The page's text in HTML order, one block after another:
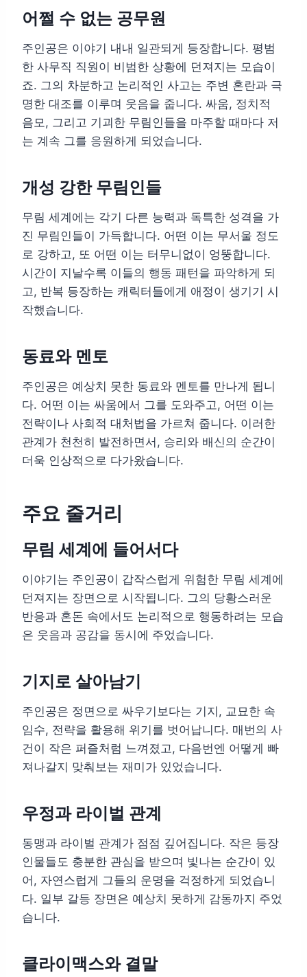
어쩔 수 없는 공무원
주인공은 이야기 내내 일관되게 등장합니다. 평범
한 사무직 직원이 비범한 상황에 던져지는 모습이
죠. 그의 차분하고 논리적인 사고는 주변 혼란과 극
명한 대조를 이루며 웃음을 줍니다. 싸움, 정치적
음모, 그리고 기괴한 무림인들을 마주할 때마다 저
는 계속 그를 응원하게 되었습니다.
개성 강한 무림인들
무림 세계에는 각기 다른 능력과 독특한 성격을 가
진 무림인들이 가득합니다. 어떤 이는 무서울 정도
로 강하고, 또 어떤 이는 터무니없이 엉뚱합니다.
시간이 지날수록 이들의 행동 패턴을 파악하게 되
고, 반복 등장하는 캐릭터들에게 애정이 생기기 시
작했습니다.
동료와 멘토
주인공은 예상치 못한 동료와 멘토를 만나게 됩니
다. 어떤 이는 싸움에서 그를 도와주고, 어떤 이는
전략이나 사회적 대처법을 가르쳐 줍니다. 이러한
관계가 천천히 발전하면서, 승리와 배신의 순간이
더욱 인상적으로 다가왔습니다.
주요 줄거리
무림 세계에 들어서다
이야기는 주인공이 갑작스럽게 위험한 무림 세계에
던져지는 장면으로 시작됩니다. 그의 당황스러운
반응과 혼돈 속에서도 논리적으로 행동하려는 모습
은 웃음과 공감을 동시에 주었습니다.
기지로 살아남기
주인공은 정면으로 싸우기보다는 기지, 교묘한 속
임수, 전략을 활용해 위기를 벗어납니다. 매번의 사
건이 작은 퍼즐처럼 느껴졌고, 다음번엔 어떻게 빠
져나갈지 맞춰보는 재미가 있었습니다.
우정과 라이벌 관계
동맹과 라이벌 관계가 점점 깊어집니다. 작은 등장
인물들도 충분한 관심을 받으며 빛나는 순간이 있
어, 자연스럽게 그들의 운명을 걱정하게 되었습니
다. 일부 갈등 장면은 예상치 못하게 감동까지 주었
습니다.
클라이맥스와 결말